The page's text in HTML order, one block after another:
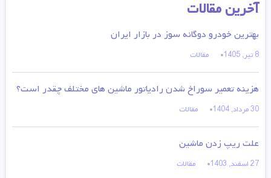
آخرین مقالات
بهترین خودرو دوگانه سوز در بازار ایران
8 تیر, 1405 مقالات
هزینه تعمیر سوراخ شدن رادیاتور ماشین های مختلف چقدر است؟
30 مرداد, 1404 مقالات
علت ریپ زدن ماشین
27 اسفند, 1403 مقالات